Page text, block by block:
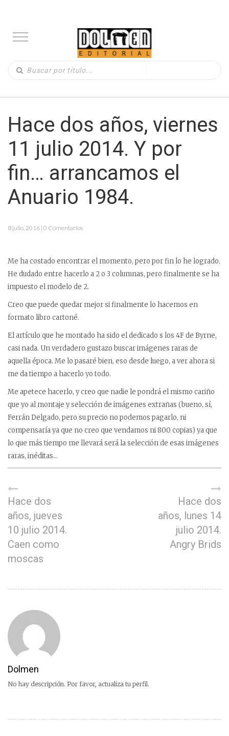
Hace dos años, viernes
11 julio 2014. Y por
fin… arrancamos el
Anuario 1984.
8 julio, 2016 | 0 Comentarios
Me ha costado encontrar el momento, pero por fin lo he logrado.
He dudado entre hacerlo a 2 o 3 columnas, pero finalmente se ha
impuesto el modelo de 2.
Creo que puede quedar mejor si finalmente lo hacemos en
formato libro cartoné.
El artículo que he montado ha sido el dedicado s los 4F de Byrne,
casi nada. Un verdadero gustazo buscar imágenes raras de
aquella época. Me lo pasaré bien, eso desde luego, a ver ahora si
me da tiempo a hacerlo yo todo.
Me apetece hacerlo, y creo que nadie le pondrá el mismo cariño
que yo al montaje y selección de imágenes extrañas (bueno, sí,
Ferrán Delgado, pero su precio no podemos pagarlo, ni
compensaría ya que no creo que vendamos ni 800 copias) ya que
lo que más tiempo me llevará será la selección de esas imágenes
raras, inéditas…
Hace dos
años, jueves
10 julio 2014.
Caen como
moscas
Hace dos
años, lunes 14
julio 2014.
Angry Brids
Dolmen
No hay descripción. Por favor, actualiza tu perfil.